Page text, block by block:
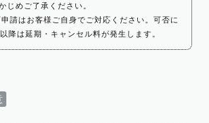
じめご了承ください。
請はお客様ご自身でご対応ください。可否に
降は延期・キャンセル料が発生します。